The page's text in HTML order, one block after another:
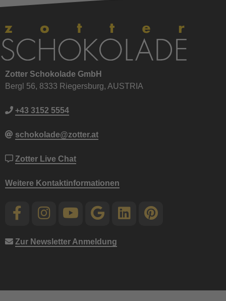
Zotter Schokolade GmbH
Bergl 56, 8333 Riegersburg, AUSTRIA
+43 3152 5554
schokolade@zotter.at
Zotter Live Chat
Weitere Kontaktinformationen
Zur Newsletter Anmeldung